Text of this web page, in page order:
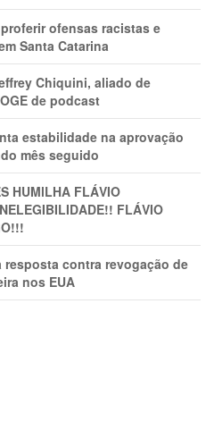
ofensas racistas e
Santa Catarina
Chiquini, aliado de
de podcast
estabilidade na aprovação
mês seguido
HUMlLHA FLÁVIO
FLÁVIO
resposta contra revogação de
nos EUA